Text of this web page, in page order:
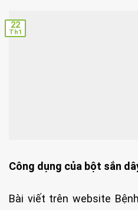
22
Th1
Công dụng của bột sắn
Bài viết trên website